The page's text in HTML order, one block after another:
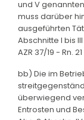
und V
muss darüber
ausgeführten
Abschnitte I bis
AZR 37/19 - Rn.
bb) Die im
überwiegend
Entrosten und